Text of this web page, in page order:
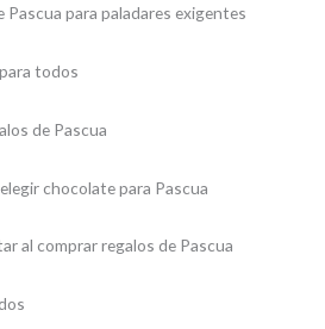
Pascua para paladares exigentes
todos
de Pascua
chocolate para Pascua
al comprar regalos de Pascua